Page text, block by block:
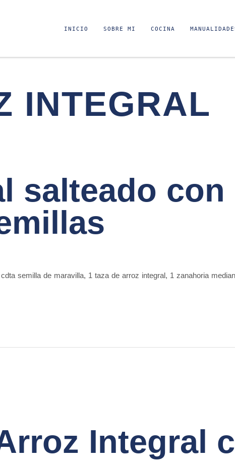
INICIO SOBRE MI COCINA
INTEGRAL
salteado con
semilla de maravilla, 1 taza de arroz integral, 1 zanahoria
Integral